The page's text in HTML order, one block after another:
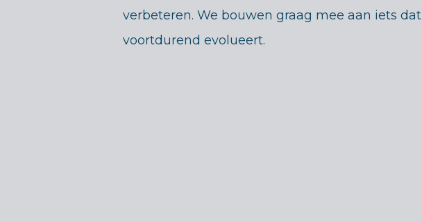
verbeteren. We bouwen graag mee aan iets dat
voortdurend evolueert.